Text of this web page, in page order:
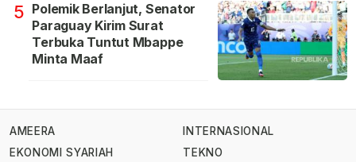
5 Polemik Berlanjut, Senator
Paraguay Kirim Surat
Terbuka Tuntut Mbappe
Minta Maaf
AMEERA
EKONOMI SYARIAH
INTERNASIONAL
TEKNO